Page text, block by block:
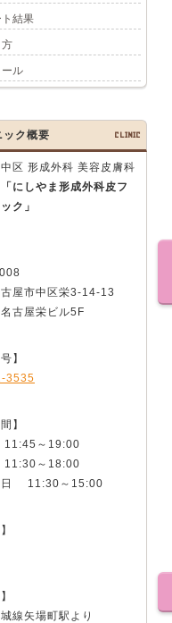
結果
ル
ック概要 CLINIC
区 形成外科 美容皮膚科
「にしやま形成外科皮フ
ク」
屋市中区栄3-14-13
名古屋栄ビル5F
】
3535
】
11:45～19:00
～18:00
日 11:30～15:00
線矢場町駅より